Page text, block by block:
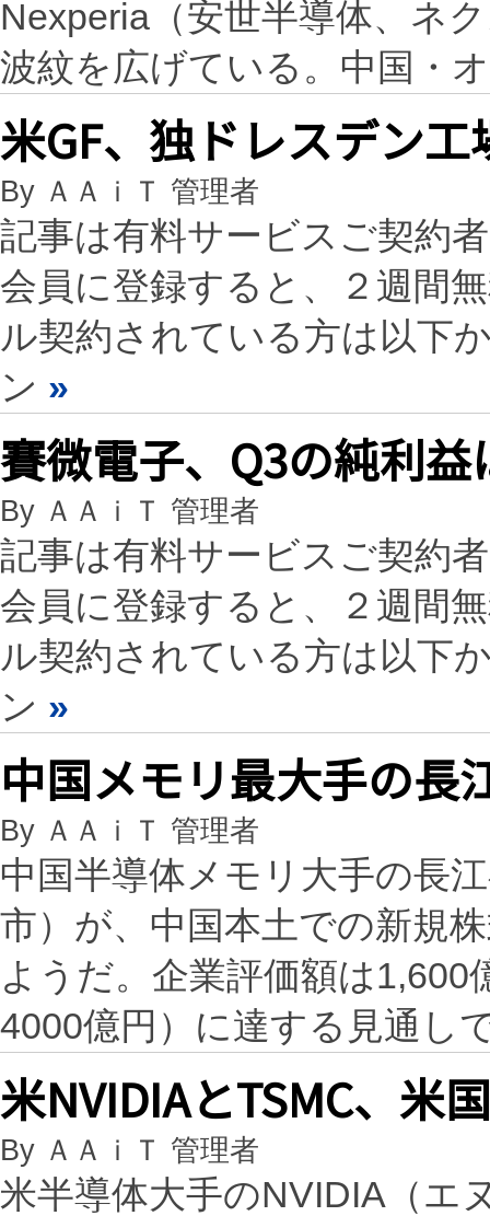
Nexperia（安世半導体、ネ
波紋を広げている。中国・
米GF、独ドレスデン
By ＡＡｉＴ 管理者
記事は有料サービスご契約
会員に登録すると、２週間
ル契約されている方は以下
ン »
賽微電子、Q3の純利
By ＡＡｉＴ 管理者
記事は有料サービスご契約
会員に登録すると、２週間
ル契約されている方は以下
ン »
中国メモリ最大手の長
By ＡＡｉＴ 管理者
中国半導体メモリ大手の長
市）が、中国本土での新規
ようだ。企業評価額は1,600
4000億円）に達する見通し
米NVIDIAとTSMC、米
By ＡＡｉＴ 管理者
米半導体大手のNVIDIA（エ